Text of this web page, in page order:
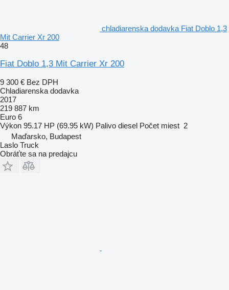
chladiarenska dodavka Fiat Doblo 1,3
Mit Carrier Xr 200
48
Fiat Doblo 1,3 Mit Carrier Xr 200
9 300 € Bez DPH
Chladiarenska dodavka
2017
219 887 km
Euro 6
Výkon 95.17 HP (69.95 kW) Palivo diesel Počet miest 2
Maďarsko, Budapest
Laslo Truck
Obráťte sa na predajcu